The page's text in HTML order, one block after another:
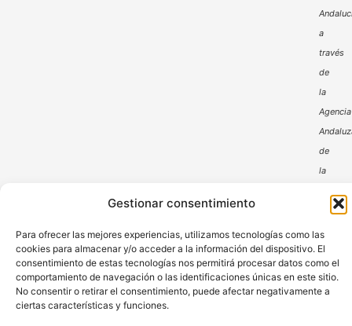
Gestionar consentimiento
Para ofrecer las mejores experiencias, utilizamos tecnologías como las
cookies para almacenar y/o acceder a la información del dispositivo. El
consentimiento de estas tecnologías nos permitirá procesar datos como el
comportamiento de navegación o las identificaciones únicas en este sitio.
No consentir o retirar el consentimiento, puede afectar negativamente a
ciertas características y funciones.
a
través
de
la
Agencia
de
la
Aviso Legal Política de Privacidad